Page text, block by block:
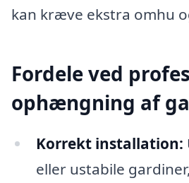
kan kræve ekstra omhu
Fordele ved
ophængning af
Korrekt installation:
eller ustabile